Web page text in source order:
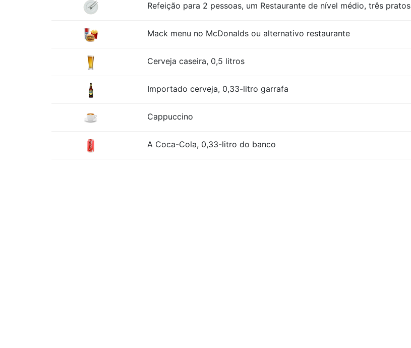
Refeição para 2 pessoas, um Restaurante de nível médio, três pratos
Mack menu no McDonalds ou alternativo restaurante
Cerveja caseira, 0,5 litros
Importado cerveja, 0,33-litro garrafa
Cappuccino
A Coca-Cola, 0,33-litro do banco